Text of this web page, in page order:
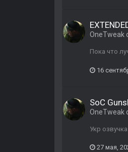
OneTweak
Пока что
16
SoC
OneTweak
Укр
27 мая,